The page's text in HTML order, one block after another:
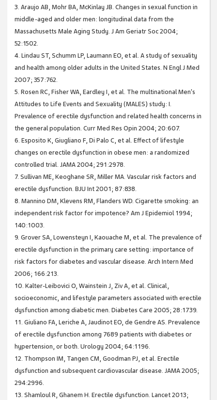
3. Araujo AB, Mohr BA, McKinlay JB. Changes in sexual function in
middle-aged and older men: longitudinal data from the
Massachusetts Male Aging Study. J Am Geriatr Soc 2004;
52:1502.
4. Lindau ST, Schumm LP, Laumann EO, et al. A study of sexuality
and health among older adults in the United States. N Engl J Med
2007; 357:762.
5. Rosen RC, Fisher WA, Eardley I, et al. The multinational Men's
Attitudes to Life Events and Sexuality (MALES) study: I.
Prevalence of erectile dysfunction and related health concerns in
the general population. Curr Med Res Opin 2004; 20:607.
6. Esposito K, Giugliano F, Di Palo C, et al. Effect of lifestyle
changes on erectile dysfunction in obese men: a randomized
controlled trial. JAMA 2004; 291:2978.
7. Sullivan ME, Keoghane SR, Miller MA. Vascular risk factors and
erectile dysfunction. BJU Int 2001; 87:838.
8. Mannino DM, Klevens RM, Flanders WD. Cigarette smoking: an
independent risk factor for impotence? Am J Epidemiol 1994;
140:1003.
9. Grover SA, Lowensteyn I, Kaouache M, et al. The prevalence of
erectile dysfunction in the primary care setting: importance of
risk factors for diabetes and vascular disease. Arch Intern Med
2006; 166:213.
10. Kalter-Leibovici O, Wainstein J, Ziv A, et al. Clinical,
socioeconomic, and lifestyle parameters associated with erectile
dysfunction among diabetic men. Diabetes Care 2005; 28:1739.
11. Giuliano FA, Leriche A, Jaudinot EO, de Gendre AS. Prevalence
of erectile dysfunction among 7689 patients with diabetes or
hypertension, or both. Urology 2004; 64:1196.
12. Thompson IM, Tangen CM, Goodman PJ, et al. Erectile
dysfunction and subsequent cardiovascular disease. JAMA 2005;
294:2996.
13. Shamloul R, Ghanem H. Erectile dysfunction. Lancet 2013;